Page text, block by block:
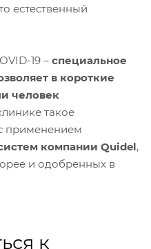
естественный
19 – специальное
в короткие
человек
такое
применением
компании Quidel,
и одобренных в
к